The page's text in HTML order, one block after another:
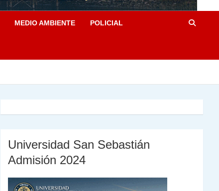
MEDIO AMBIENTE POLICIAL
Universidad San Sebastián
Admisión 2024